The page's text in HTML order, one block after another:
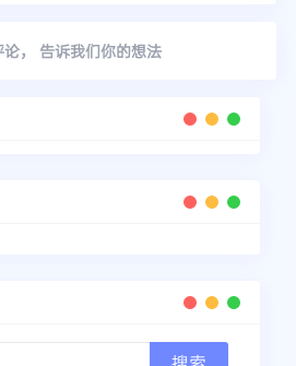
， 告诉我们你的想法